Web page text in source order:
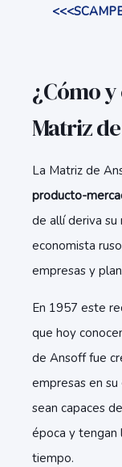
¿Cómo
Matriz
La Matriz de
producto-
de allí deriva
economista
empresas y
En 1957 este
que hoy
de Ansoff fue
empresas en su
sean capaces
época y tengan
tiempo.